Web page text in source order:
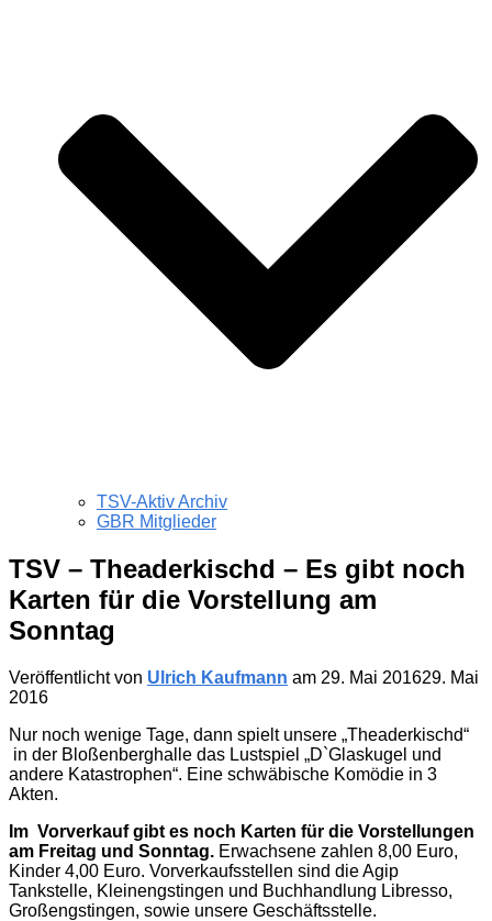
TSV-Aktiv Archiv
GBR Mitglieder
TSV – Theaderkischd – Es gibt noch
Karten für die Vorstellung am
Sonntag
Veröffentlicht von Ulrich Kaufmann am 29. Mai 201629. Mai
2016
Nur noch wenige Tage, dann spielt unsere „Theaderkischd“
in der Bloßenberghalle das Lustspiel „D`Glaskugel und
andere Katastrophen“. Eine schwäbische Komödie in 3
Akten.
Im Vorverkauf gibt es noch Karten für die Vorstellungen
am Freitag und Sonntag. Erwachsene zahlen 8,00 Euro,
Kinder 4,00 Euro. Vorverkaufsstellen sind die Agip
Tankstelle, Kleinengstingen und Buchhandlung Libresso,
Großengstingen, sowie unsere Geschäftsstelle.